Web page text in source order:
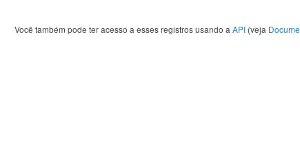
Você também pode ter acesso a esses registros usando a API (veja